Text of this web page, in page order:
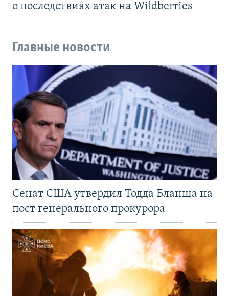
о последствиях атак на Wildberries
Главные новости
Сенат США утвердил Тодда Бланша на
пост генерального прокурора